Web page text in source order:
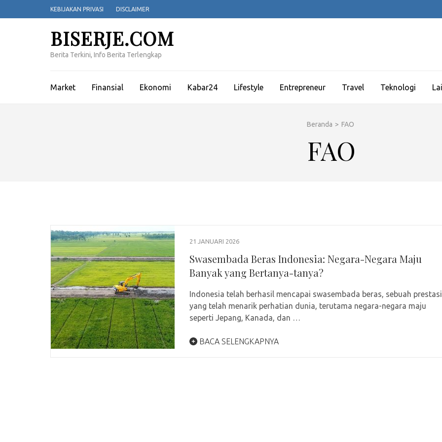
ke
KEBIJAKAN PRIVASI DISCLAIMER
BISERJE.COM
Berita Terkini, Info Berita Terlengkap
Market Finansial Ekonomi Kabar24 Lifestyle Entrepreneur Travel Teknologi
Beranda > FAO
FAO
21 JANUARI 2026
Swasembada Beras Indonesia: Negara-Negara Maju
Banyak yang Bertanya-tanya?
Indonesia telah berhasil mencapai swasembada beras, sebuah prestasi
yang telah menarik perhatian dunia, terutama negara-negara maju
seperti Jepang, Kanada, dan …
BACA SELENGKAPNYA